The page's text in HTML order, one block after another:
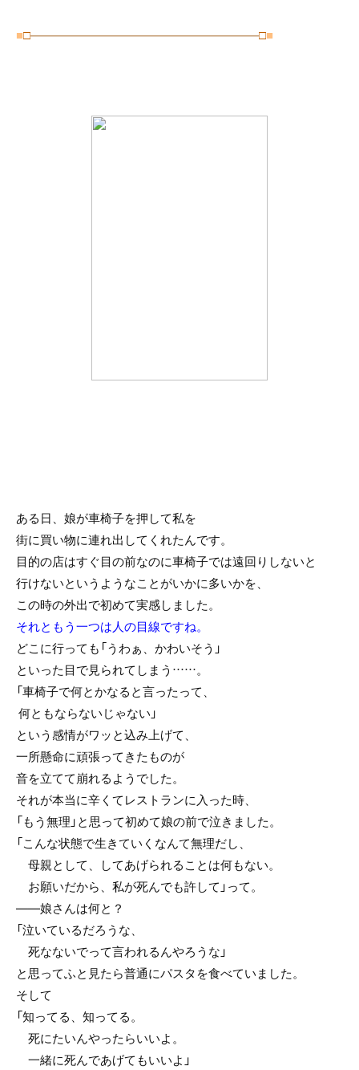
■□―――――――――――――――――――□■
ある日、娘が車椅子を押して私を
街に買い物に連れ出してくれたんです。
目的の店はすぐ目の前なのに車椅子では遠回りしないと
行けないというようなことがいかに多いかを、
この時の外出で初めて実感しました。
それともう一つは人の目線ですね。
どこに行っても「うわぁ、かわいそう」
といった目で見られてしまう……。
「車椅子で何とかなると言ったって、
何ともならないじゃない」
という感情がワッと込み上げて、
一所懸命に頑張ってきたものが
音を立てて崩れるようでした。
それが本当に辛くてレストランに入った時、
「もう無理」と思って初めて娘の前で泣きました。
「こんな状態で生きていくなんて無理だし、
母親として、してあげられることは何もない。
お願いだから、私が死んでも許して」って。
――娘さんは何と？
「泣いているだろうな、
死なないでって言われるんやろうな」
と思ってふと見たら普通にパスタを食べていました。
そして
「知ってる、知ってる。
死にたいんやったらいいよ。
一緒に死んであげてもいいよ」